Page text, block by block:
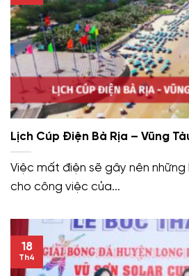
Lịch Cúp Điện Bà Rịa – Vũng
Việc mất điện sẽ gây nên
cho công việc của...
18
Th4